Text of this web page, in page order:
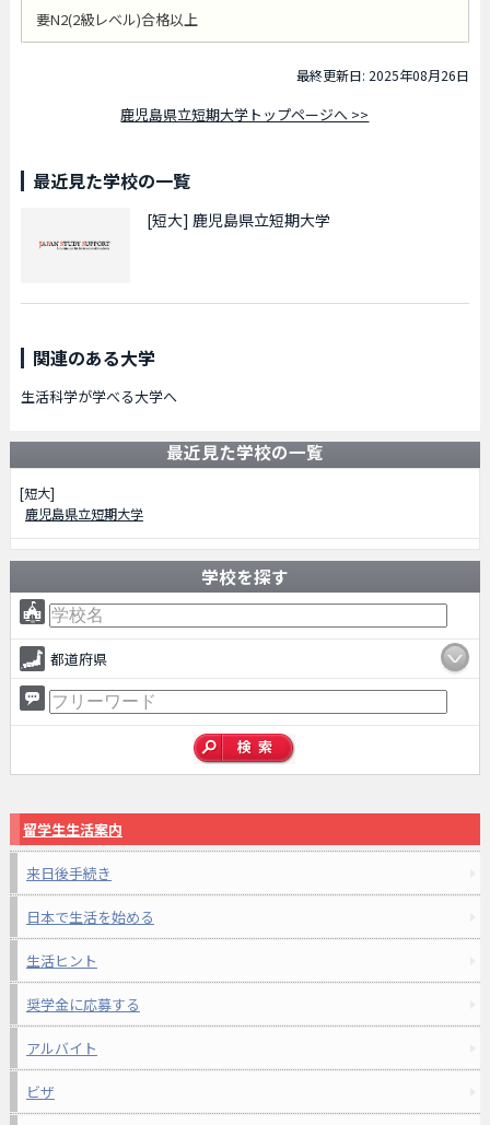
要N2(2級レベル)合格以上
最終更新日: 2025年08月26日
鹿児島県立短期大学トップページへ >>
最近見た学校の一覧
[短大] 鹿児島県立短期大学
関連のある大学
生活科学が学べる大学へ
最近見た学校の一覧
[短大]
鹿児島県立短期大学
学校を探す
都道府県
留学生生活案内
来日後手続き
日本で生活を始める
生活ヒント
奨学金に応募する
アルバイト
ビザ